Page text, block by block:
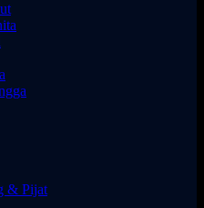
& Pijat